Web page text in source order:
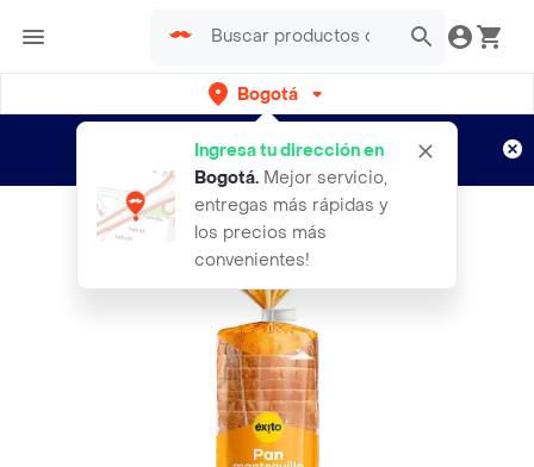
Bogotá
Ingresa tu dirección en
Bogotá. Mejor servicio,
entregas más rápidas y
los precios más
convenientes!
envíos gratis por semanas
Aplican TyC